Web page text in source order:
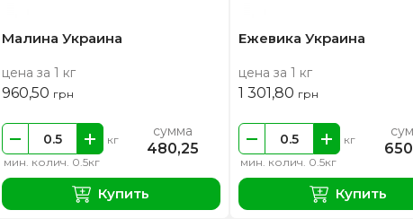
Малина Украина
цена за 1 кг
960,50 грн
мин. колич. 0.5кг
кг сумма
480,25
Купить
Ежевика Украина
цена за 1 кг
1 301,80 грн
мин. колич. 0.5кг
кг
Купить